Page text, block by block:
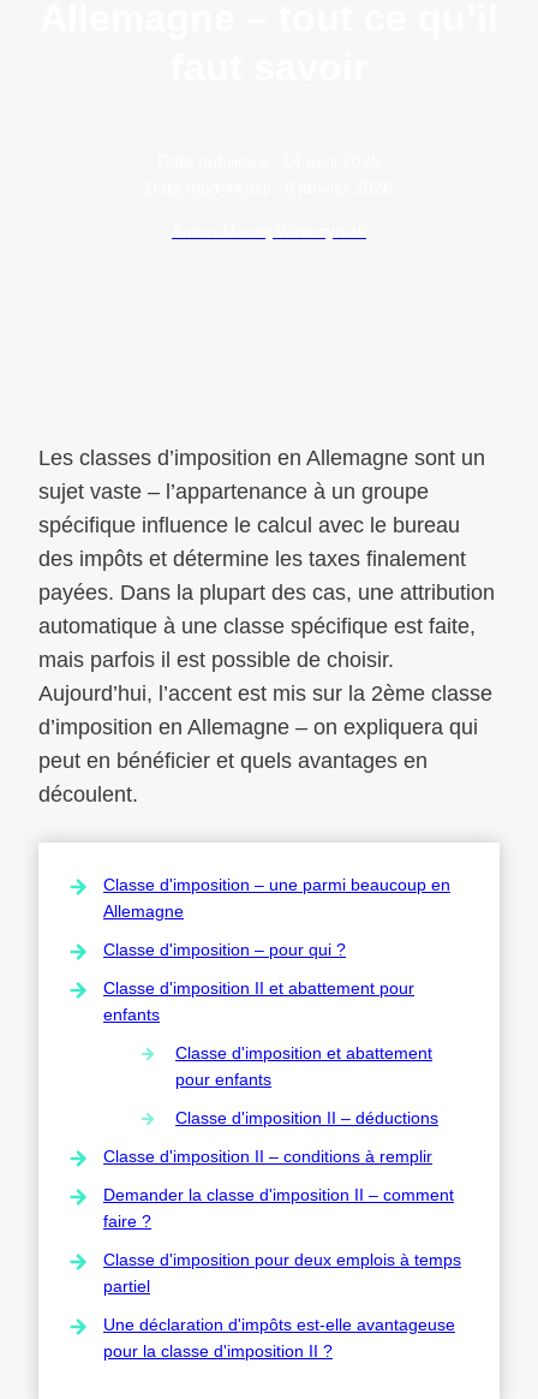
Les classes d’imposition en Allemagne sont un
sujet vaste – l’appartenance à un groupe
spécifique influence le calcul avec le bureau
des impôts et détermine les taxes finalement
payées. Dans la plupart des cas, une attribution
automatique à une classe spécifique est faite,
mais parfois il est possible de choisir.
Aujourd’hui, l’accent est mis sur la 2ème classe
d’imposition en Allemagne – on expliquera qui
peut en bénéficier et quels avantages en
découlent.
Classe d'imposition – une parmi beaucoup en
Allemagne
Classe d'imposition – pour qui ?
Classe d'imposition II et abattement pour
enfants
Classe d'imposition et abattement
pour enfants
Classe d'imposition II – déductions
Classe d'imposition II – conditions à remplir
Demander la classe d'imposition II – comment
faire ?
Classe d'imposition pour deux emplois à temps
partiel
Une déclaration d'impôts est-elle avantageuse
pour la classe d'imposition II ?